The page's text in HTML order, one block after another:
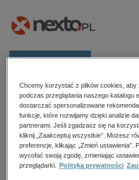
Kategorie
Zobacz wszystkie E-prasa
budownictwo,
biznesowe, branżowe,
Strona główna Josh Crute
Josh Crute
Chcemy korzystać z plików cookies, aby
podczas przeglądania naszego katalogu
dostarczać spersonalizowane
funkcje, które rozwijamy dzięki analizie
partnerami. Jeśli zgadzasz się na
kliknij „Zaakceptuj wszystkie”. Możesz
preferencje, klikając „Zmień ustawienia”.
wycofać swoją zgodę, zmieniając
przeglądarki.
Polityka prywatności